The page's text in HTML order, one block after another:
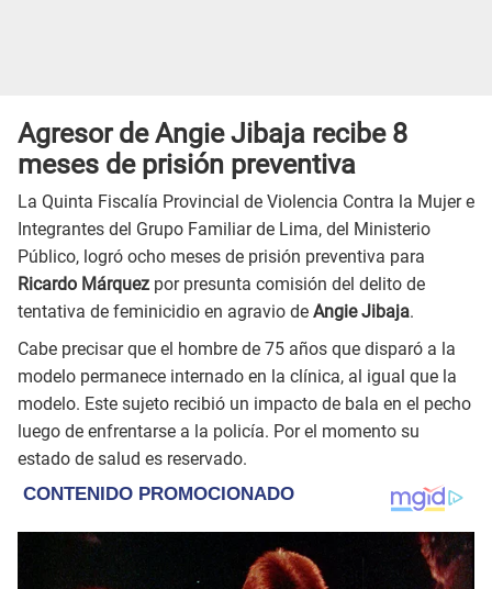
Agresor de Angie Jibaja recibe 8
meses de prisión preventiva
La Quinta Fiscalía Provincial de Violencia Contra la Mujer e
Integrantes del Grupo Familiar de Lima, del Ministerio
Público, logró ocho meses de prisión preventiva para
Ricardo Márquez por presunta comisión del delito de
tentativa de feminicidio en agravio de Angie Jibaja.
Cabe precisar que el hombre de 75 años que disparó a la
modelo permanece internado en la clínica, al igual que la
modelo. Este sujeto recibió un impacto de bala en el pecho
luego de enfrentarse a la policía. Por el momento su
estado de salud es reservado.